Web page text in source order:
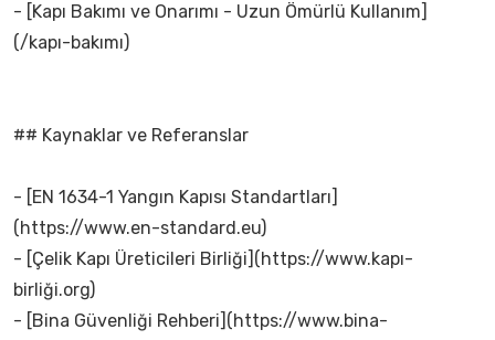
- [Kapı Bakımı ve Onarımı - Uzun Ömürlü Kullanım]
(/kapı-bakımı)
## Kaynaklar ve Referanslar
- [EN 1634-1 Yangın Kapısı Standartları]
(https://www.en-standard.eu)
- [Çelik Kapı Üreticileri Birliği](https://www.kapı-
birliği.org)
- [Bina Güvenliği Rehberi](https://www.bina-